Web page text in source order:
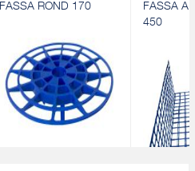
FASSA ROND 170
FASSA
450